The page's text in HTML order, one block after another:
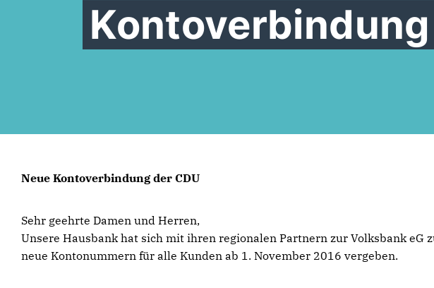
Kontoverbindung
Neue Kontoverbindung der CDU
Sehr geehrte Damen und Herren,
Unsere Hausbank hat sich mit ihren regionalen Partnern zur Volksbank eG
neue Kontonummern für alle Kunden ab 1. November 2016 vergeben.